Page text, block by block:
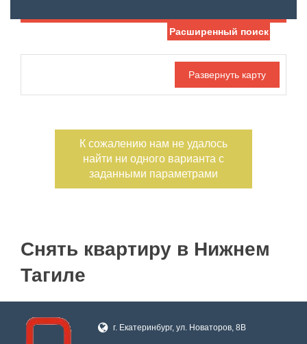
С фото
Расширенный поиск
К сожалению нам не удалось
найти ни одного варианта с
заданными параметрами
Снять квартиру в Нижнем
Тагиле
г. Екатеринбург, ул. Новаторов, 8В